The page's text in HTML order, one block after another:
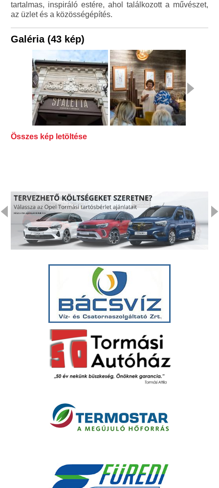
tartalmas, inspiráló estére, ahol találkozott a művészet,
az üzlet és a közösségépítés.
Galéria (43 kép)
Összes kép letöltése